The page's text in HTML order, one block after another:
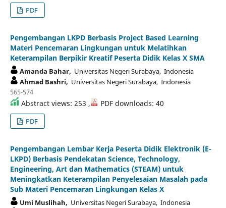
PDF
Pengembangan LKPD Berbasis Project Based Learning
Materi Pencemaran Lingkungan untuk Melatihkan
Keterampilan Berpikir Kreatif Peserta Didik Kelas X SMA
Amanda Bahar, Universitas Negeri Surabaya, Indonesia
Ahmad Bashri, Universitas Negeri Surabaya, Indonesia
565-574
Abstract views: 253 , PDF downloads: 40
PDF
Pengembangan Lembar Kerja Peserta Didik Elektronik (E-
LKPD) Berbasis Pendekatan Science, Technology,
Engineering, Art dan Mathematics (STEAM) untuk
Meningkatkan Keterampilan Penyelesaian Masalah pada
Sub Materi Pencemaran Lingkungan Kelas X
Umi Muslihah, Universitas Negeri Surabaya, Indonesia